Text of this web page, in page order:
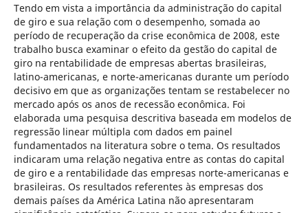
Tendo em vista a importância da administração do capital
de giro e sua relação com o desempenho, somada ao
período de recuperação da crise econômica de 2008, este
trabalho busca examinar o efeito da gestão do capital de
giro na rentabilidade de empresas abertas brasileiras,
latino-americanas, e norte-americanas durante um período
decisivo em que as organizações tentam se restabelecer no
mercado após os anos de recessão econômica. Foi
elaborada uma pesquisa descritiva baseada em modelos de
regressão linear múltipla com dados em painel
fundamentados na literatura sobre o tema. Os resultados
indicaram uma relação negativa entre as contas do capital
de giro e a rentabilidade das empresas norte-americanas e
brasileiras. Os resultados referentes às empresas dos
demais países da América Latina não apresentaram